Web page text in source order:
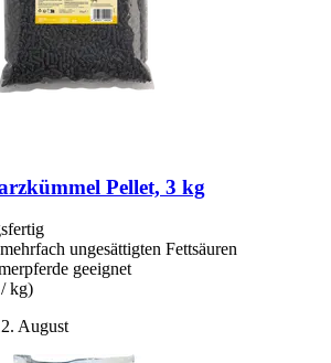
Pellet, 3 kg
ungesättigten Fettsäuren
geeignet
kg)
August